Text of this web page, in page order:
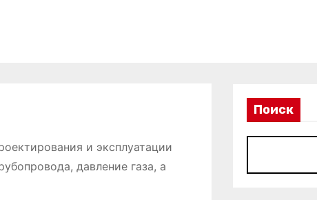
и эксплуатации
давление газа, а
Поиск